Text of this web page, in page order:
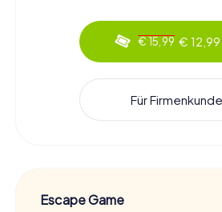
€ 15,99 € 12,99
Für
Escape Game